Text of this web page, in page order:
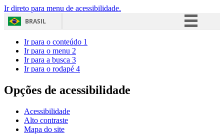
Ir direto para menu de acessibilidade.
BRASIL
Acesso à informação
Ir para o conteúdo 1
Ir para o menu 2
Ir para a busca 3
Ir para o rodapé 4
Opções de acessibilidade
Acessibilidade
Alto contraste
Mapa do site